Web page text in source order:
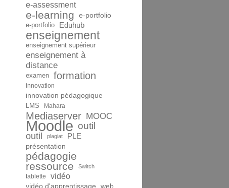
e-assessment
e-learning e-portfolio
e-portfolio Eduhub
enseignement
enseignement supérieur
enseignement à
distance
examen formation
innovation
innovation pédagogique
LMS Mahara
Mediaserver MOOC
Moodle outil
outil plagiat PLE
présentation
pédagogie
ressource
Switch
tablette vidéo
vidéo d'apprentissage web